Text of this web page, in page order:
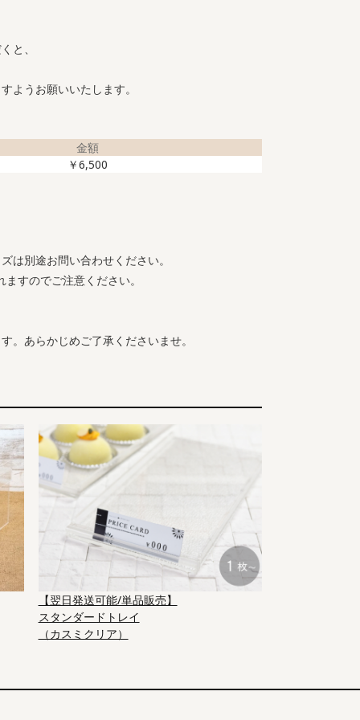
と、
ようお願いいたします。
金額
￥6,500
別途お問い合わせください。
すのでご注意ください。
あらかじめご了承くださいませ。
【翌日発送可能/単品販売】
スタンダードトレイ
（カスミクリア）